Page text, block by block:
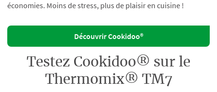
économies. Moins de stress, plus de plaisir en cuisine !
Découvrir Cookidoo®
Testez Cookidoo® sur le
Thermomix® TM7